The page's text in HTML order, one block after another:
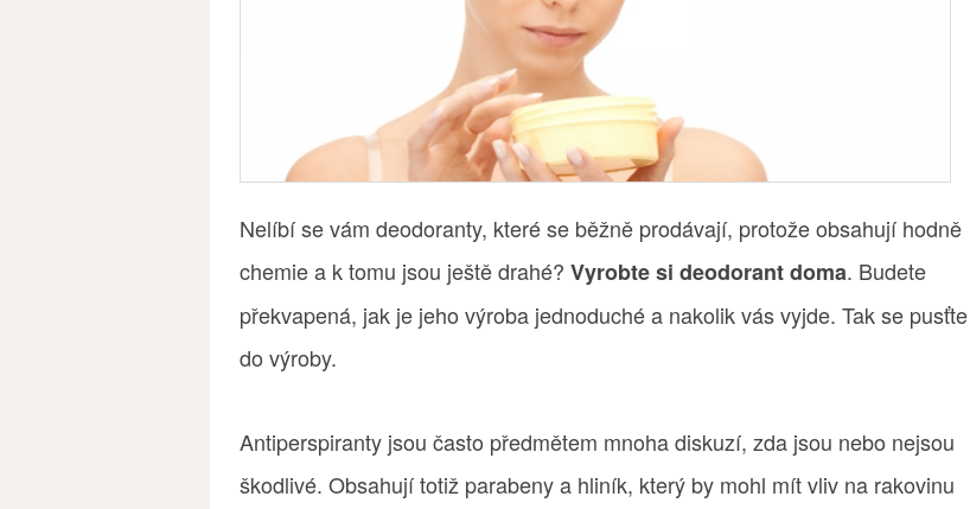
Nelíbí se vám deodoranty, které se běžně prodávají, protože obsahují hodně
chemie a k tomu jsou ještě drahé? Vyrobte si deodorant doma. Budete
překvapená, jak je jeho výroba jednoduché a nakolik vás vyjde. Tak se pusťte
do výroby.
Antiperspiranty jsou často předmětem mnoha diskuzí, zda jsou nebo nejsou
škodlivé. Obsahují totiž parabeny a hliník, který by mohl mít vliv na rakovinu